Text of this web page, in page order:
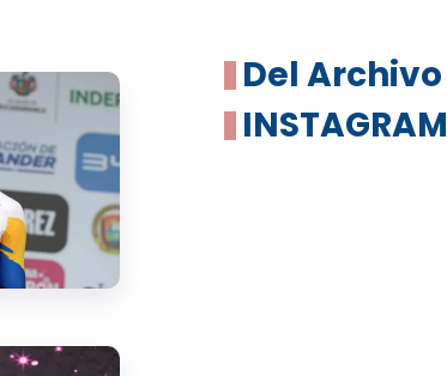
Del Archivo
INSTAGRAM